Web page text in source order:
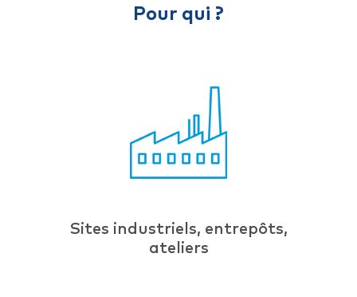
Pour qui ?
Sites industriels, entrepôts,
ateliers